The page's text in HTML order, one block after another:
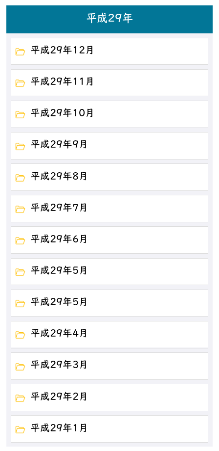
平成29年
平成29年12月
平成29年11月
平成29年10月
平成29年9月
平成29年8月
平成29年7月
平成29年6月
平成29年5月
平成29年5月
平成29年4月
平成29年3月
平成29年2月
平成29年1月